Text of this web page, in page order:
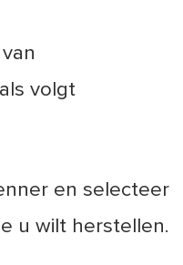
volgt
en selecteer
u wilt herstellen.